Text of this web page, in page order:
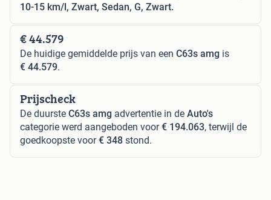
10-15 km/l, Zwart, Sedan, G, Zwart.
€ 44.579
De huidige gemiddelde prijs van een C63s amg is
€ 44.579.
Prijscheck
De duurste C63s amg advertentie in de Auto's
categorie werd aangeboden voor€ 194.063, terwijl de
goedkoopste voor€ 348 stond.